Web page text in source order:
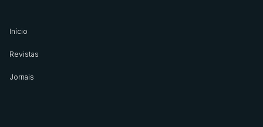
Início
Revistas
Jornais